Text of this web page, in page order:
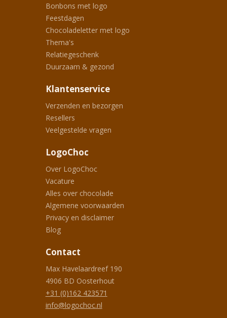
Bonbons met logo
Feestdagen
Chocoladeletter met logo
Thema's
Relatiegeschenk
Duurzaam & gezond
Klantenservice
Verzenden en bezorgen
Resellers
Veelgestelde vragen
LogoChoc
Over LogoChoc
Vacature
Alles over chocolade
Algemene voorwaarden
Privacy en disclaimer
Blog
Contact
Max Havelaardreef 190
4906 BD Oosterhout
+31 (0)162 423571
info@logochoc.nl